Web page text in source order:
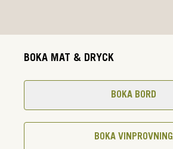
BOKA MAT & DRYCK
BOKA BORD
BOKA VINPROVNING